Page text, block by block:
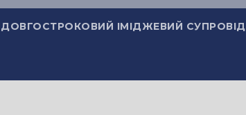
ДОВГОСТРОКОВИЙ ІМІДЖЕВИЙ СУПРОВІД